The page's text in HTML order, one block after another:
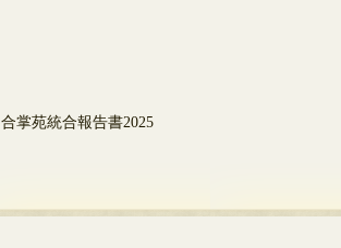
合掌苑統合報告書2025